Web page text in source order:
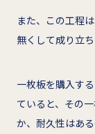
また、この工程
無くして成り立ち
一枚板を購入す
ていると、その
か、耐久性はある